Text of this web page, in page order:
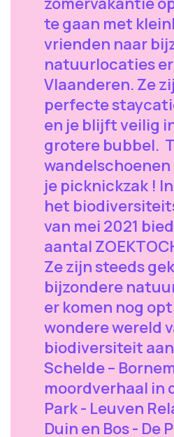
te gaan met
vrienden naar
natuurlocaties
Vlaanderen. Ze
perfecte
en je blijft veilig
grotere bubbel.
wandelschoenen
je picknickzak !
het
van mei 2021
aantal
Ze zijn steeds
bijzondere
er komen nog
wondere wereld
biodiversiteit
Schelde –
moordverhaal in
Park - Leuven
Duin en Bos - De